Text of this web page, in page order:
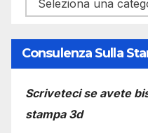
Consulenza Sulla
Scriveteci se avete
stampa 3d